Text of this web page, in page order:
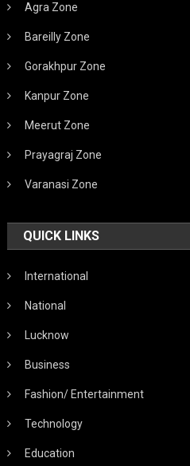
Agra Zone
Bareilly Zone
Gorakhpur Zone
Kanpur Zone
Meerut Zone
Prayagraj Zone
Varanasi Zone
QUICK LINKS
International
National
Lucknow
Business
Fashion/ Entertainment
Technology
Education